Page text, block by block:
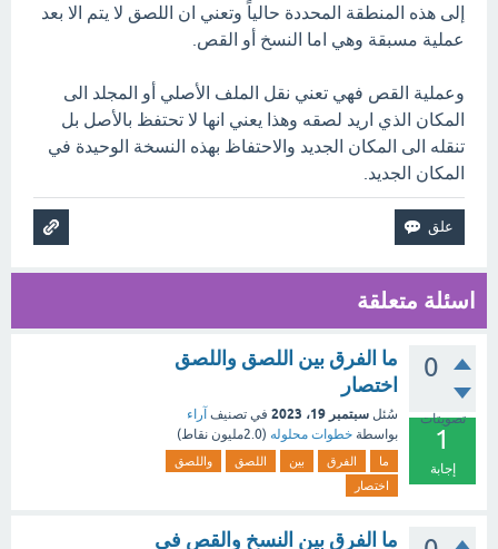
إلى هذه المنطقة المحددة حالياً وتعني ان اللصق لا يتم الا بعد
عملية مسبقة وهي اما النسخ أو القص.
وعملية القص فهي تعني نقل الملف الأصلي أو المجلد الى
المكان الذي اريد لصقه وهذا يعني انها لا تحتفظ بالأصل بل
تنقله الى المكان الجديد والاحتفاظ بهذه النسخة الوحيدة في
المكان الجديد.
اسئلة متعلقة
0
تصويتات
1
إجابة
ما الفرق بين اللصق واللصق
اختصار
سُئل سبتمبر 19، 2023 في تصنيف آراء
بواسطة خطوات محلوله (2.0مليون نقاط)
ما الفرق بين اللصق
واللصق
اختصار
ما الفرق بين النسخ والقص في